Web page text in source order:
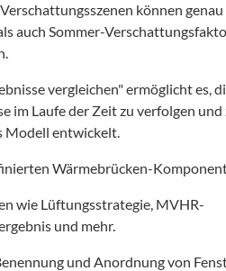
können
auch Sommer-
vergleichen" ermöglicht es,
im Laufe der Zeit zu verfolgen und
Modell entwickelt.
Wärmebrücken-
wie Lüftungsstrategie, MVHR-
und mehr.
und Anordnung von